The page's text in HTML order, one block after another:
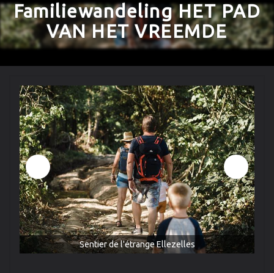
Familiewandeling HET PAD
VAN HET VREEMDE
Sentier de l'étrange Ellezelles